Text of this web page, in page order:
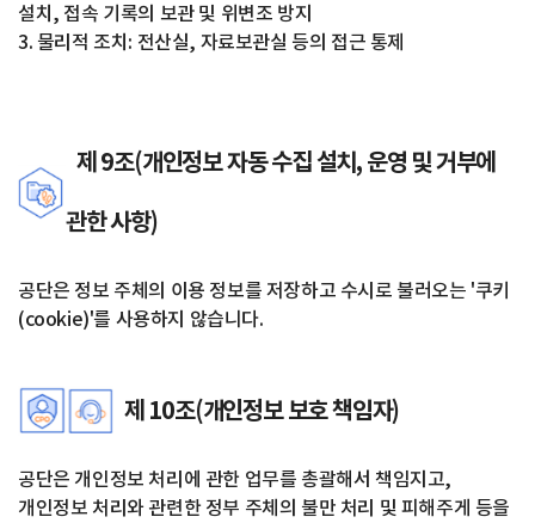
설치, 접속 기록의 보관 및 위변조 방지
3. 물리적 조치: 전산실, 자료보관실 등의 접근 통제
제 9조(개인정보 자동 수집 설치, 운영 및 거부에
관한 사항)
공단은 정보 주체의 이용 정보를 저장하고 수시로 불러오는 '쿠키
(cookie)'를 사용하지 않습니다.
제 10조(개인정보 보호 책임자)
공단은 개인정보 처리에 관한 업무를 총괄해서 책임지고,
개인정보 처리와 관련한 정부 주체의 불만 처리 및 피해주게 등을